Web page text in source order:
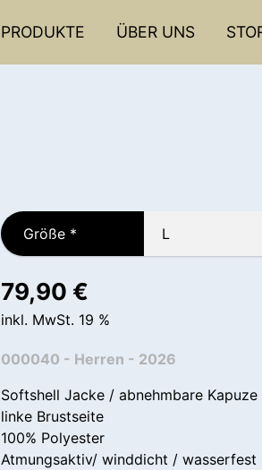
PRODUKTE ÜBER UNS
Größe *
79,90 €
inkl. MwSt. 19 %
000040 - Herren - 2026
Softshell Jacke / abnehmbare
linke Brustseite
100% Polyester
Atmungsaktiv/ winddicht / wasserfest